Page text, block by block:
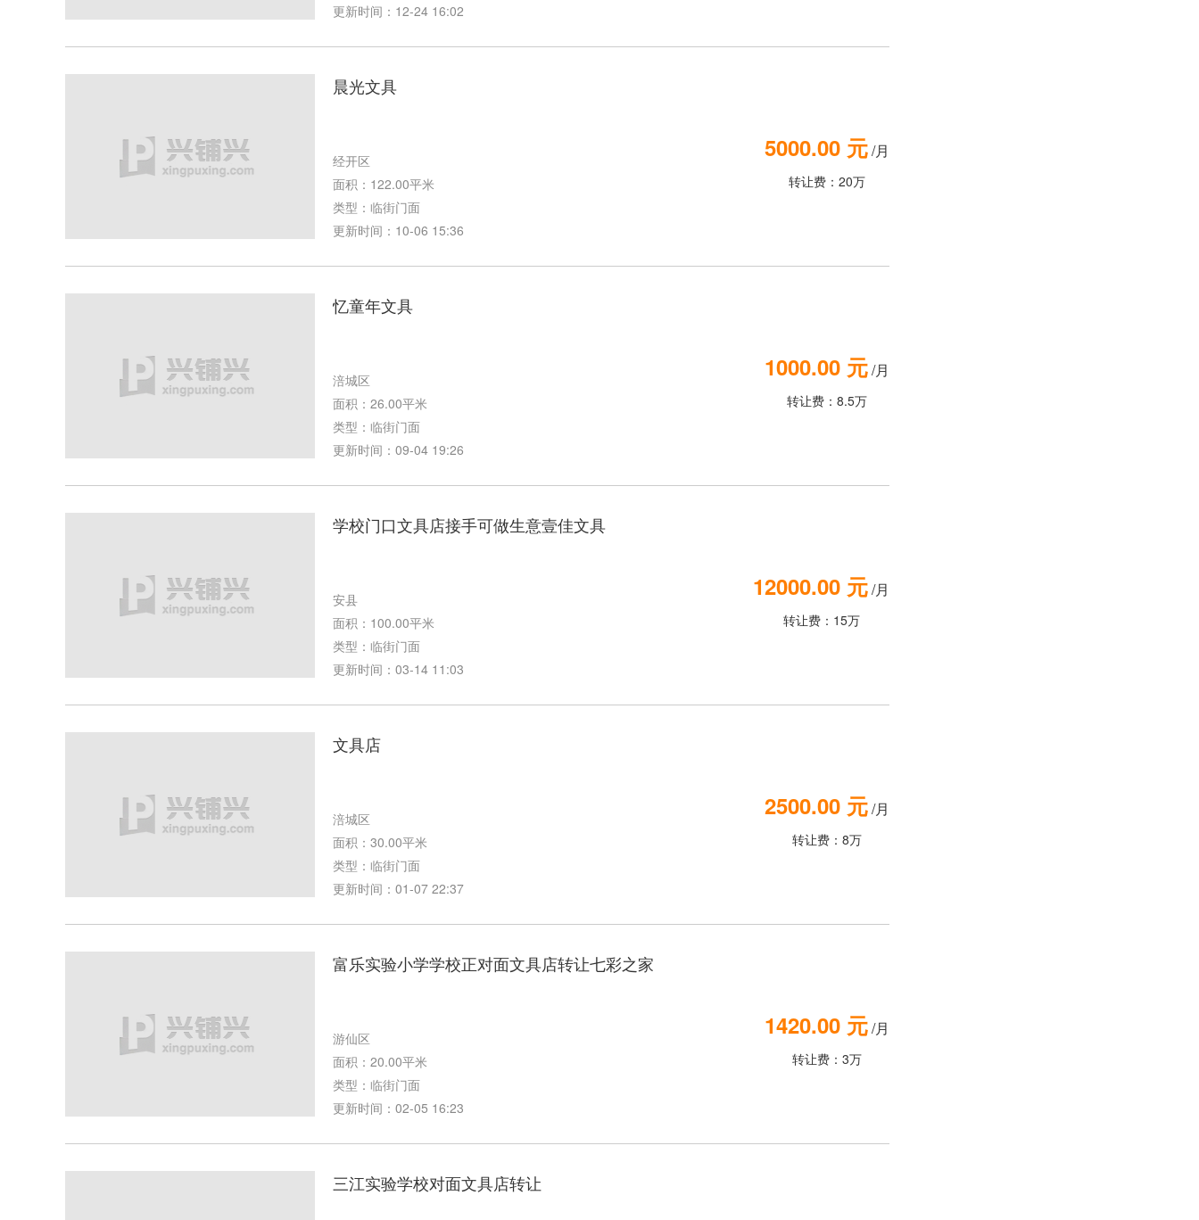
更新时间：12-24 16:02
晨光文具
经开区
面积：122.00平米
类型：临街门面
更新时间：10-06 15:36
5000.00 元/月
转让费：20万
忆童年文具
涪城区
面积：26.00平米
类型：临街门面
更新时间：09-04 19:26
1000.00 元/月
转让费：8.5万
学校门口文具店接手可做生意壹佳文具
安县
面积：100.00平米
类型：临街门面
更新时间：03-14 11:03
12000.00 元/月
转让费：15万
文具店
涪城区
面积：30.00平米
类型：临街门面
更新时间：01-07 22:37
2500.00 元/月
转让费：8万
富乐实验小学学校正对面文具店转让七彩之家
游仙区
面积：20.00平米
类型：临街门面
更新时间：02-05 16:23
1420.00 元/月
转让费：3万
三江实验学校对面文具店转让